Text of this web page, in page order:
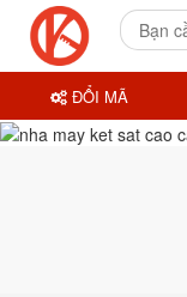
ĐỔI MÃ